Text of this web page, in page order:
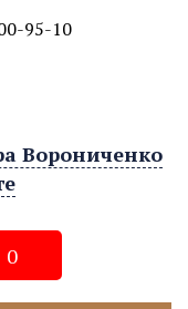
95-10
Ворониченко
0